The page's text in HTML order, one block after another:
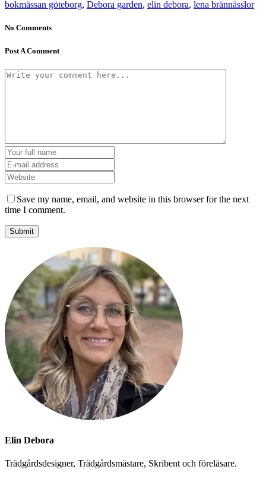
bokmässan göteborg, Debora garden, elin debora, lena brännässlor
No Comments
Post A Comment
Save my name, email, and website in this browser for the next
time I comment.
Elin Debora
Trädgårdsdesigner, Trädgårdsmästare, Skribent och föreläsare.